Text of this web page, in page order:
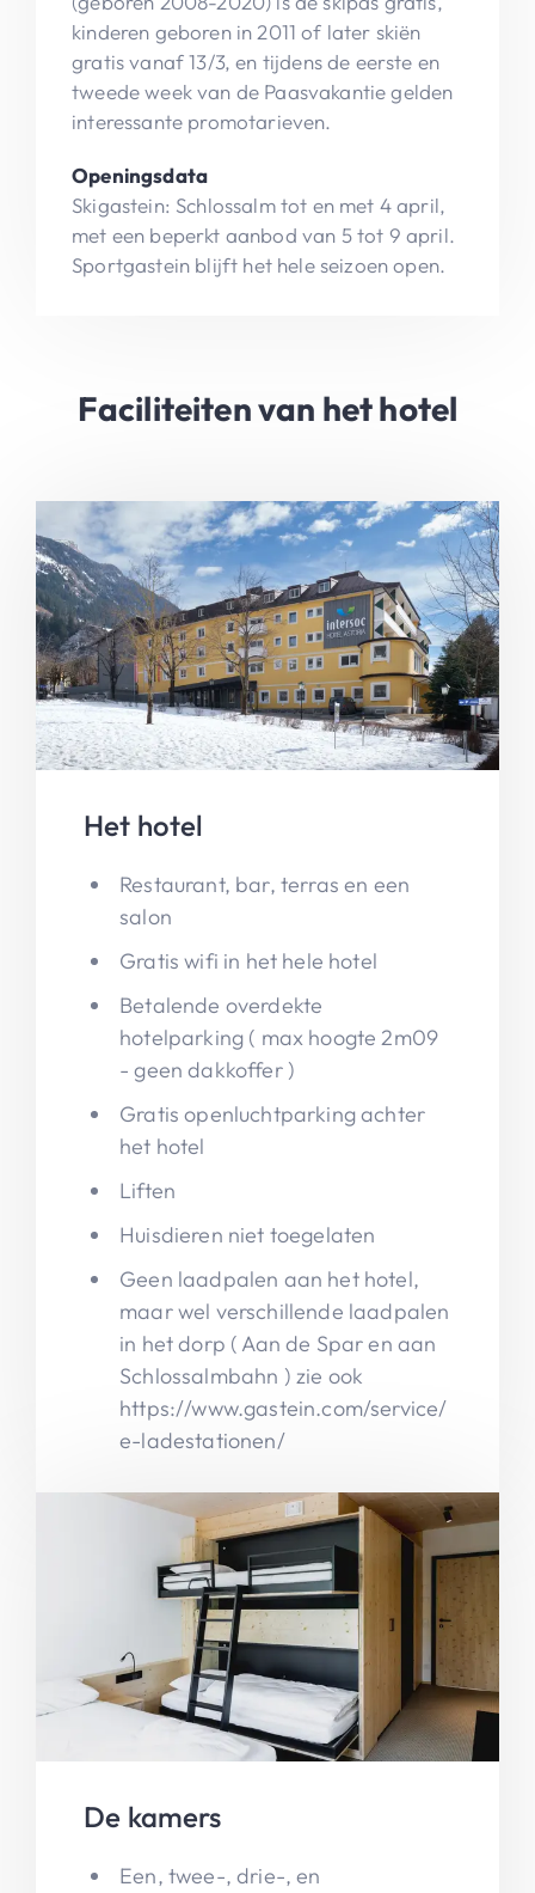
kinderen geboren in 2011 of later skiën
gratis vanaf 13/3, en tijdens de eerste en
tweede week van de Paasvakantie gelden
interessante promotarieven.
Openingsdata
Skigastein: Schlossalm tot en met 4 april,
met een beperkt aanbod van 5 tot 9 april.
Sportgastein blijft het hele seizoen open.
Faciliteiten van het hotel
Het hotel
Restaurant, bar, terras en een
salon
Gratis wifi in het hele hotel
Betalende overdekte
hotelparking ( max hoogte 2m09
- geen dakkoffer )
Gratis openluchtparking achter
het hotel
Liften
Huisdieren niet toegelaten
Geen laadpalen aan het hotel,
maar wel verschillende laadpalen
in het dorp ( Aan de Spar en aan
Schlossalmbahn ) zie ook
https://www.gastein.com/service/
e-ladestationen/
De kamers
Een, twee-, drie-, en